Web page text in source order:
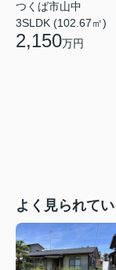
つくば市山中
3SLDK (102.67㎡)
2,150万円
よく見られて